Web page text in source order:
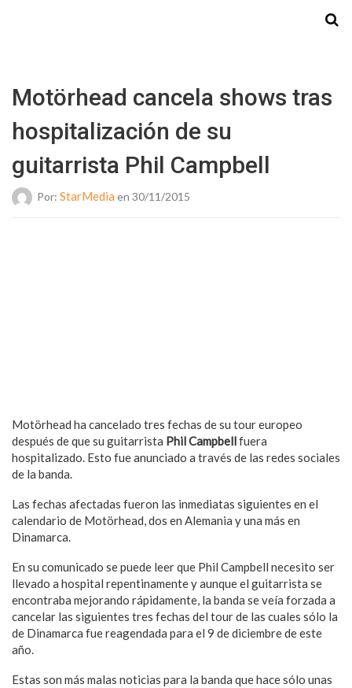
Motörhead cancela shows tras
hospitalización de su
guitarrista Phil Campbell
Por: StarMedia en 30/11/2015
Motörhead ha cancelado tres fechas de su tour europeo
después de que su guitarrista Phil Campbellfuera
hospitalizado. Esto fue anunciado a través de las redes sociales
de la banda.
Las fechas afectadas fueron las inmediatas siguientes en el
calendario de Motörhead, dos en Alemania y una más en
Dinamarca.
En su comunicado se puede leer que Phil Campbell necesito ser
llevado a hospital repentinamente y aunque el guitarrista se
encontraba mejorando rápidamente, la banda se veía forzada a
cancelar las siguientes tres fechas del tour de las cuales sólo la
de Dinamarca fue reagendada para el 9 de diciembre de este
año.
Estas son más malas noticias para la banda que hace sólo unas